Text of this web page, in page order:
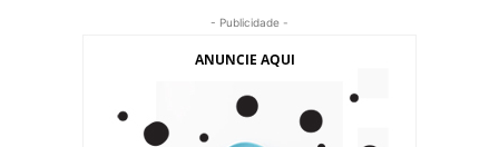
- Publicidade -